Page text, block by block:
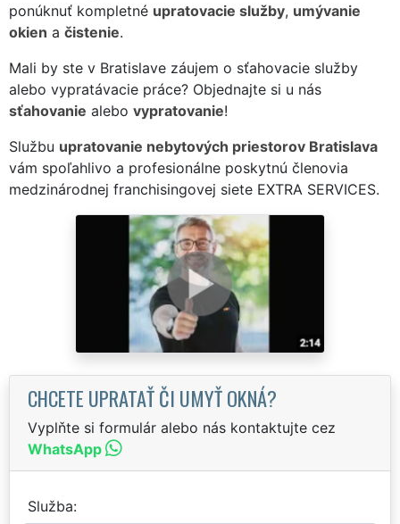
ponúknuť kompletné upratovacie služby, umývanie
okien a čistenie.
Mali by ste v Bratislave záujem o sťahovacie služby
alebo vypratávacie práce? Objednajte si u nás
sťahovanie alebo vypratovanie!
Službu upratovanie nebytových priestorov Bratislava
vám spoľahlivo a profesionálne poskytnú členovia
medzinárodnej franchisingovej siete EXTRA SERVICES.
CHCETE UPRATAŤ ČI UMYŤ OKNÁ?
Vyplňte si formulár alebo nás kontaktujte cez
WhatsApp
Služba